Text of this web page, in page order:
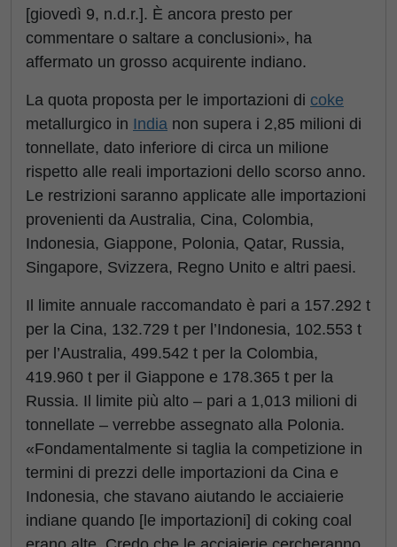
[giovedì 9, n.d.r.]. È ancora presto per
commentare o saltare a conclusioni», ha
affermato un grosso acquirente indiano.
La quota proposta per le importazioni di coke
metallurgico in India non supera i 2,85 milioni di
tonnellate, dato inferiore di circa un milione
rispetto alle reali importazioni dello scorso anno.
Le restrizioni saranno applicate alle importazioni
provenienti da Australia, Cina, Colombia,
Indonesia, Giappone, Polonia, Qatar, Russia,
Singapore, Svizzera, Regno Unito e altri paesi.
Il limite annuale raccomandato è pari a 157.292 t
per la Cina, 132.729 t per l’Indonesia, 102.553 t
per l’Australia, 499.542 t per la Colombia,
419.960 t per il Giappone e 178.365 t per la
Russia. Il limite più alto – pari a 1,013 milioni di
tonnellate – verrebbe assegnato alla Polonia.
«Fondamentalmente si taglia la competizione in
termini di prezzi delle importazioni da Cina e
Indonesia, che stavano aiutando le acciaierie
indiane quando [le importazioni] di coking coal